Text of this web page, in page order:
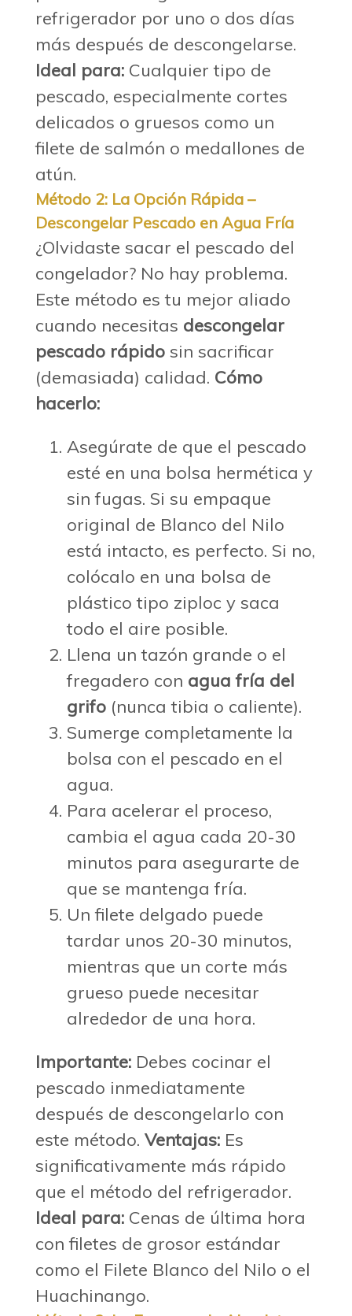
refrigerador por uno o dos días
más después de descongelarse.
Ideal para: Cualquier tipo de
pescado, especialmente cortes
delicados o gruesos como un
filete de salmón o medallones de
atún.
Método 2: La Opción Rápida –
Descongelar Pescado en Agua Fría
¿Olvidaste sacar el pescado del
congelador? No hay problema.
Este método es tu mejor aliado
cuando necesitas descongelar
pescado rápido sin sacrificar
(demasiada) calidad. Cómo
hacerlo:
Asegúrate de que el pescado
esté en una bolsa hermética y
sin fugas. Si su empaque
original de Blanco del Nilo
está intacto, es perfecto. Si no,
colócalo en una bolsa de
plástico tipo ziploc y saca
todo el aire posible.
Llena un tazón grande o el
fregadero con agua fría del
grifo (nunca tibia o caliente).
Sumerge completamente la
bolsa con el pescado en el
agua.
Para acelerar el proceso,
cambia el agua cada 20-30
minutos para asegurarte de
que se mantenga fría.
Un filete delgado puede
tardar unos 20-30 minutos,
mientras que un corte más
grueso puede necesitar
alrededor de una hora.
Importante: Debes cocinar el
pescado inmediatamente
después de descongelarlo con
este método. Ventajas: Es
significativamente más rápido
que el método del refrigerador.
Ideal para: Cenas de última hora
con filetes de grosor estándar
como el Filete Blanco del Nilo o el
Huachinango.